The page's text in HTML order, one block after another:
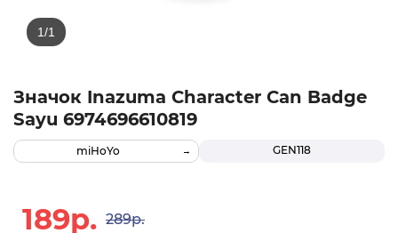
Значок Inazuma Character Can Badge
Sayu 6974696610819
GEN118
miHoYo
189р. 289р.